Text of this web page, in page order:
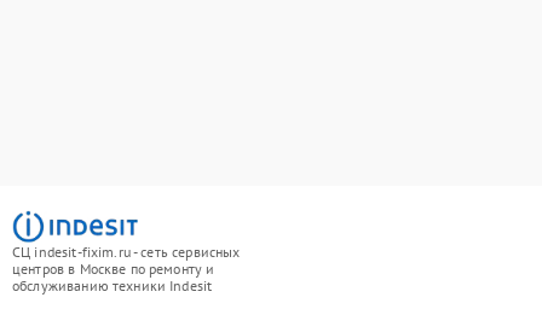
СЦ indesit-fixim.ru - сеть сервисных
центров в Москве по ремонту и
обслуживанию техники Indesit